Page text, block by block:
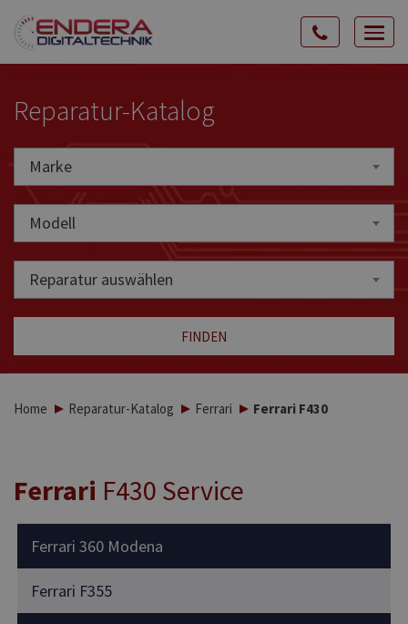
Reparatur-Katalog
MarkeMarke
Modell
Reparatur auswählen
FINDEN
Home Reparatur-Katalog Ferrari Ferrari F430
Ferrari F430 Service
Ferrari 360 Modena
Ferrari F355